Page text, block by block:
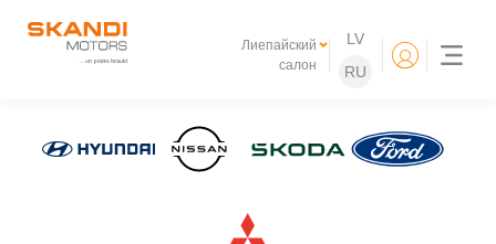
Лиепайский
салон
LV
RU